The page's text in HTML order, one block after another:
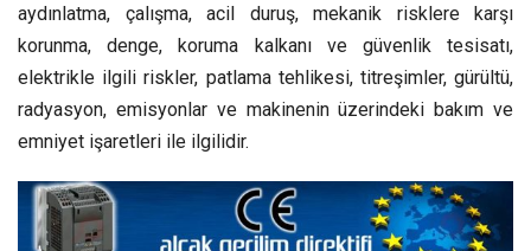
aydınlatma, çalışma, acil duruş, mekanik risklere karşı
korunma, denge, koruma kalkanı ve güvenlik tesisatı,
elektrikle ilgili riskler, patlama tehlikesi, titreşimler, gürültü,
radyasyon, emisyonlar ve makinenin üzerindeki bakım ve
emniyet işaretleri ile ilgilidir.